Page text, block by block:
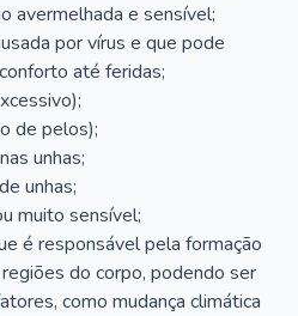
avermelhada e sensível;
por vírus e que pode
até feridas;
de pelos);
unhas;
unhas;
muito sensível;
é responsável pela formação
do corpo, podendo ser
como mudança climática